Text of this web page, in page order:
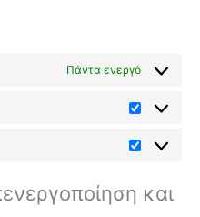
Πάντα ενεργό
και